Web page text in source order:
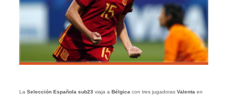
La Selección Española sub23 viaja a Bélgica con tres jugadoras Valenta en